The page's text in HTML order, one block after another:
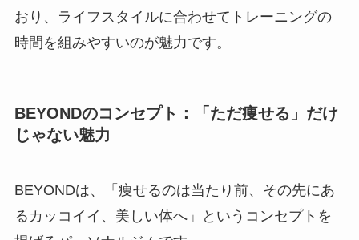
おり、ライフスタイルに合わせてトレーニングの
時間を組みやすいのが魅力です。
BEYONDのコンセプト：「ただ痩せる」だけ
じゃない魅力
BEYONDは、「痩せるのは当たり前、その先にあ
るカッコイイ、美しい体へ」というコンセプトを